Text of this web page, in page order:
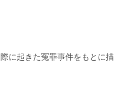
に起きた冤罪事件をもとに描